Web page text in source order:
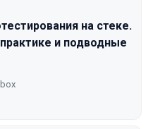
на стеке.
и подводные